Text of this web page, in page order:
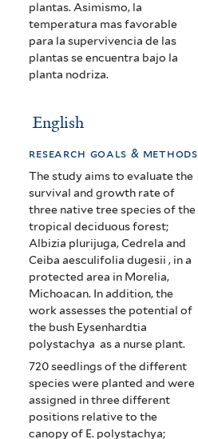
plantas. Asimismo, la
temperatura mas favorable
para la supervivencia de las
plantas se encuentra bajo la
planta nodriza.
English
research goals & methods
The study aims to evaluate the
survival and growth rate of
three native tree species of the
tropical deciduous forest;
Albizia plurijuga, Cedrela and
Ceiba aesculifolia dugesii , in a
protected area in Morelia,
Michoacan. In addition, the
work assesses the potential of
the bush Eysenhardtia
polystachya as a nurse plant.
720 seedlings of the different
species were planted and were
assigned in three different
positions relative to the
canopy of E. polystachya;